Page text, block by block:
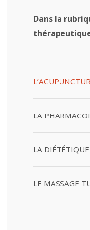
Dans la
LA
LA DIÉTÉTIQUE
LE MASSAGE